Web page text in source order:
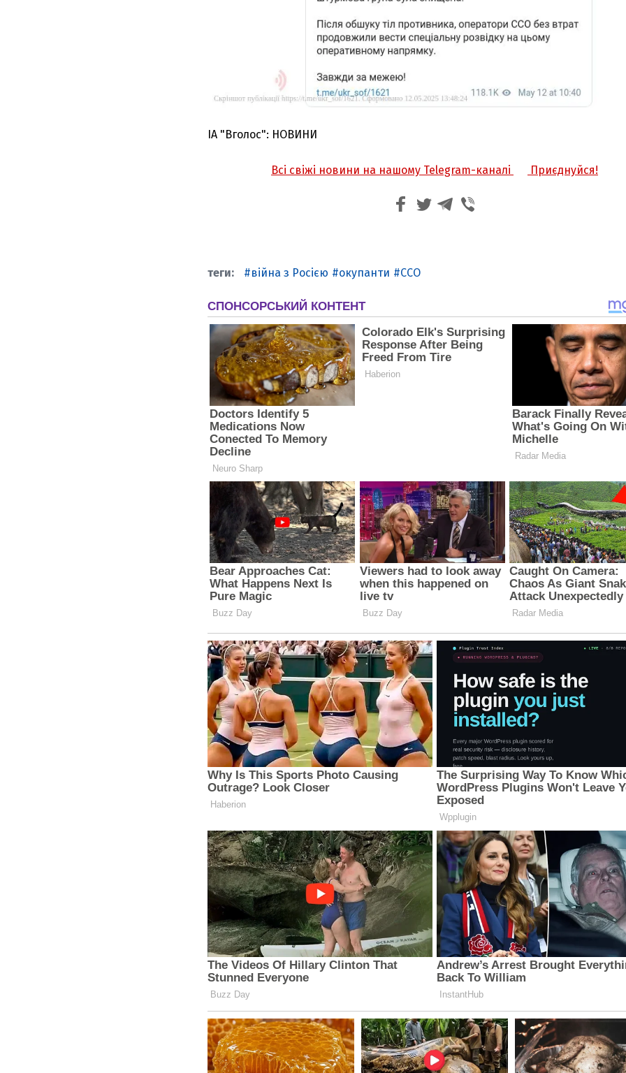
ІА "Вголос": НОВИНИ
Всі свіжі новини на нашому Telegram-каналі Приєднуйся!
війна з Росією окупанти ССО